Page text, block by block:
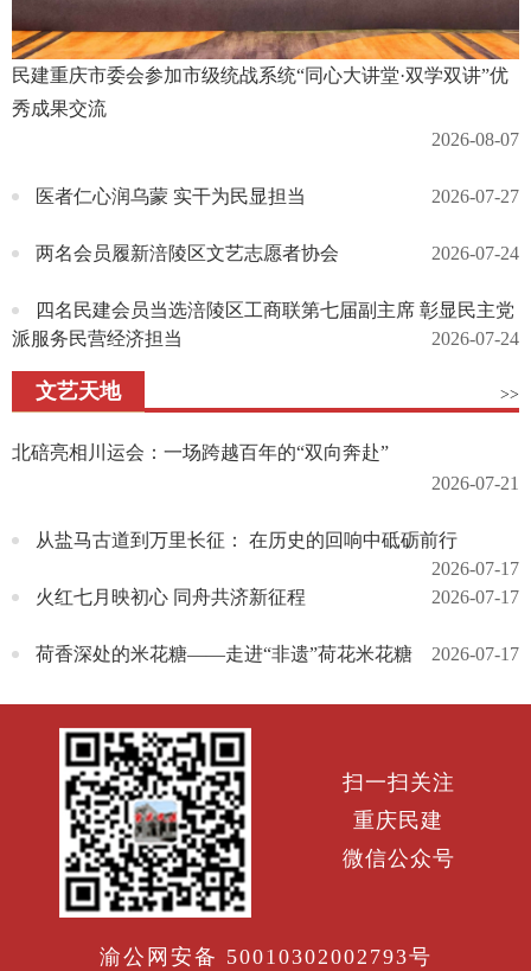
民建重庆市委会参加市级统战系统“同心大讲堂·双学双讲”优
秀成果交流
2026-08-07
医者仁心润乌蒙 实干为民显担当 2026-07-27
两名会员履新涪陵区文艺志愿者协会 2026-07-24
四名民建会员当选涪陵区工商联第七届副主席 彰显民主党
派服务民营经济担当
2026-07-24
文艺天地 >>
北碚亮相川运会：一场跨越百年的“双向奔赴”
2026-07-21
从盐马古道到万里长征： 在历史的回响中砥砺前行
2026-07-17
火红七月映初心 同舟共济新征程
2026-07-17
荷香深处的米花糖——走进“非遗”荷花米花糖 2026-07-17
扫一扫关注
重庆民建
微信公众号
渝公网安备 50010302002793号